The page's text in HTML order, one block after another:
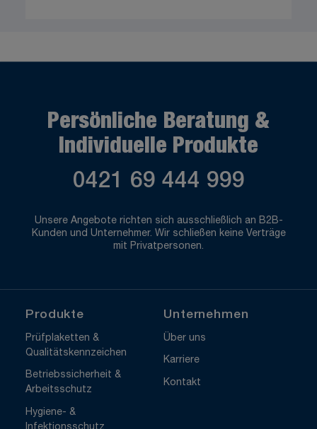
Persönliche Beratung &
Individuelle Produkte
0421 69 444 999
Unsere Angebote richten sich ausschließlich an B2B-
Kunden und Unternehmer. Wir schließen keine Verträge
mit Privatpersonen.
Produkte
Prüfplaketten &
Qualitätskennzeichen
Betriebssicherheit &
Arbeitsschutz
Hygiene- &
Unternehmen
Über uns
Karriere
Kontakt